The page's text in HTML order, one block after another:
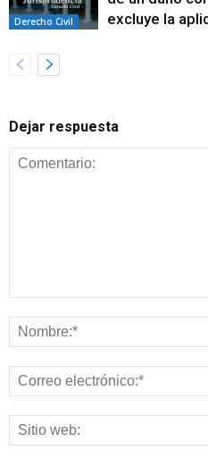
Derecho Civil
excluye la
Dejar respuesta